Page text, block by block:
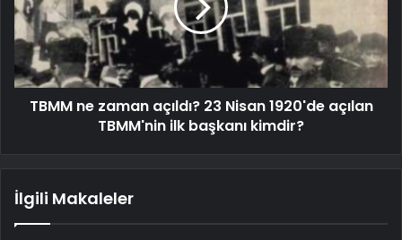
TBMM ne zaman açıldı? 23 Nisan 1920'de açılan
TBMM'nin ilk başkanı kimdir?
İlgili Makaleler